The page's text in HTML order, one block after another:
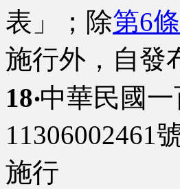
表」；除第6條
施行外，自發
18‧中華民國
11306002461
施行